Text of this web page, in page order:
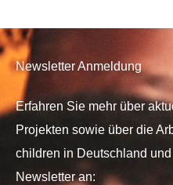
Newsletter Anmeldung
Erfahren Sie mehr über
Projekten sowie über die
children in Deutschland
Newsletter an: